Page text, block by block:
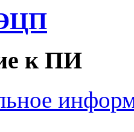
к ПИ